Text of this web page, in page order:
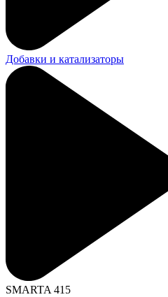
Добавки и катализаторы
SMARTA 415